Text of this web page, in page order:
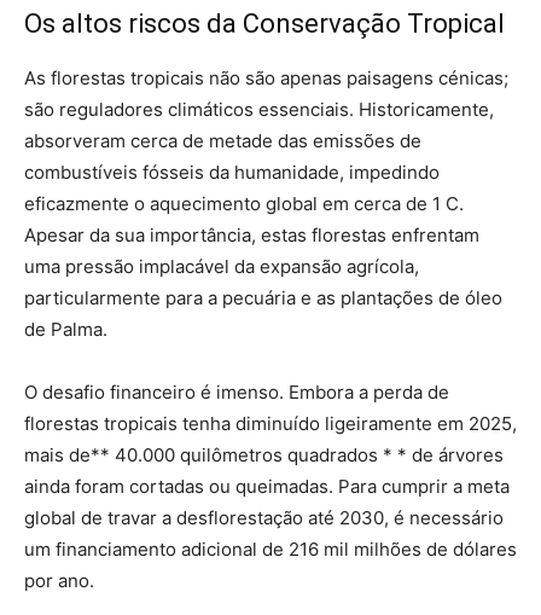
Os altos riscos da Conservação Tropical
As florestas tropicais não são apenas paisagens cénicas;
são reguladores climáticos essenciais. Historicamente,
absorveram cerca de metade das emissões de
combustíveis fósseis da humanidade, impedindo
eficazmente o aquecimento global em cerca de 1 C.
Apesar da sua importância, estas florestas enfrentam
uma pressão implacável da expansão agrícola,
particularmente para a pecuária e as plantações de óleo
de Palma.
O desafio financeiro é imenso. Embora a perda de
florestas tropicais tenha diminuído ligeiramente em 2025,
mais de** 40.000 quilômetros quadrados * * de árvores
ainda foram cortadas ou queimadas. Para cumprir a meta
global de travar a desflorestação até 2030, é necessário
um financiamento adicional de 216 mil milhões de dólares
por ano.